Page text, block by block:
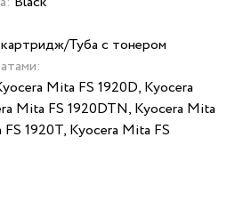
Туба с тонером
Mita FS 1920D, Kyocera
Mita FS 1920DTN, Kyocera Mita
1920T, Kyocera Mita FS